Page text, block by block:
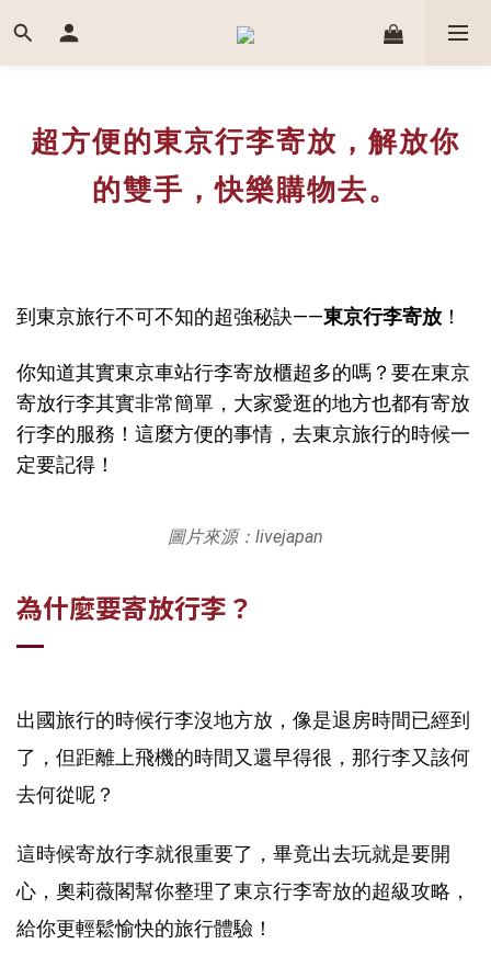
超方便的東京行李寄放，解放你
的雙手，快樂購物去。
到東京旅行不可不知的超強秘訣——東京行李寄放 ！
你知道其實東京車站行李寄放櫃超多的嗎？要在東京
寄放行李其實非常簡單， 大家愛逛的地方也都有寄放
行李的服務！這麼方便的事情，去東京旅行的時候一
定要記得！
圖片來源：livejapan
為什麼要寄放行李？
出國旅行的時候行李沒地方放，像是退房時間已經到
了，但距離上飛機的時間又還早得很，那行李又該何
去何從呢？
這時候寄放行李就很重要了，畢竟出去玩就是要開
心，奧莉薇閣幫你整理了東京行李寄放的超級攻略，
給你更輕鬆愉快的旅行體驗！